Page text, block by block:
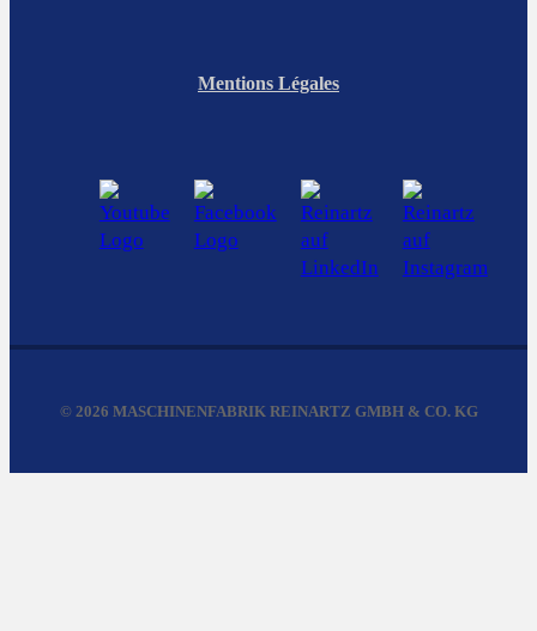
Mentions Légales
© 2026 MASCHINENFABRIK REINARTZ GMBH & CO. KG